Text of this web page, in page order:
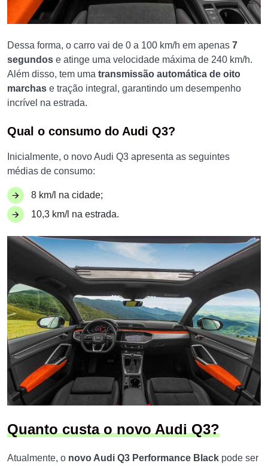
Dessa forma, o carro vai de 0 a 100 km/h em apenas 7
segundos e atinge uma velocidade máxima de 240 km/h.
Além disso, tem uma transmissão automática de oito
marchas e tração integral, garantindo um desempenho
incrível na estrada.
Qual o consumo do Audi Q3?
Inicialmente, o novo Audi Q3 apresenta as seguintes
médias de consumo:
8 km/l na cidade;
10,3 km/l na estrada.
Quanto custa o novo Audi Q3?
Atualmente, o novo Audi Q3 Performance Black pode ser